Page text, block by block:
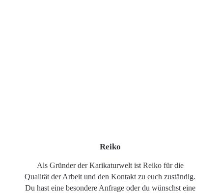
Reiko
Als Gründer der Karikaturwelt ist Reiko für die
Qualität der Arbeit und den Kontakt zu euch zuständig.
Du hast eine besondere Anfrage oder du wünschst eine